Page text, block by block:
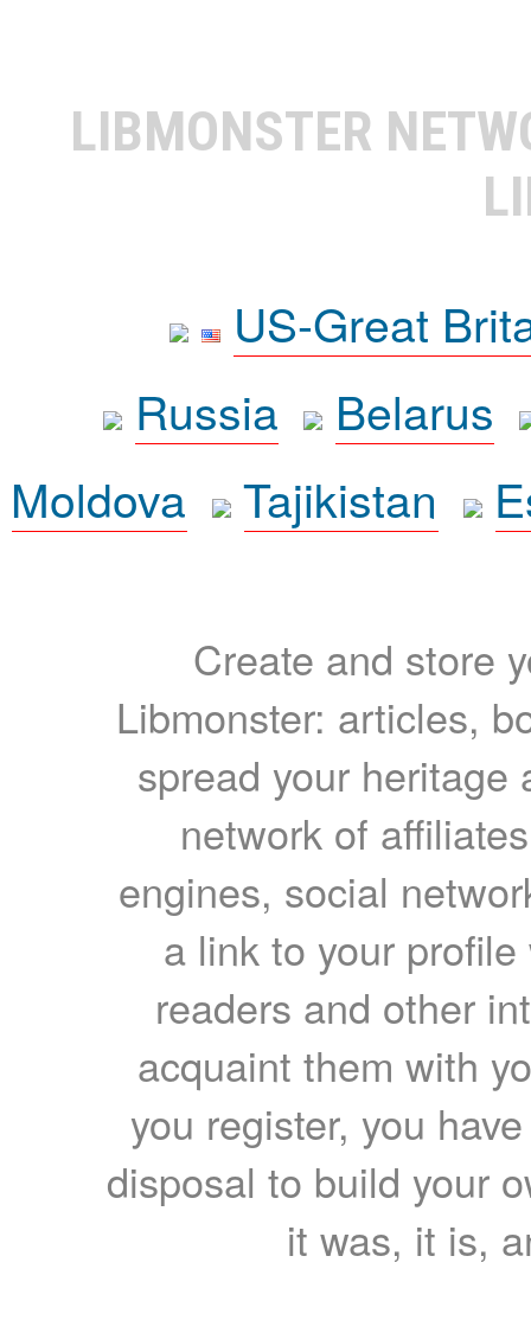
LIBMONSTER
US-Great
Russia
Belarus
Moldova
Tajikistan
Create and store
Libmonster: articles,
spread your heritage
network of
engines, social
a link to your
readers and other
acquaint them with
you register, you
disposal to build your
it was, it is,